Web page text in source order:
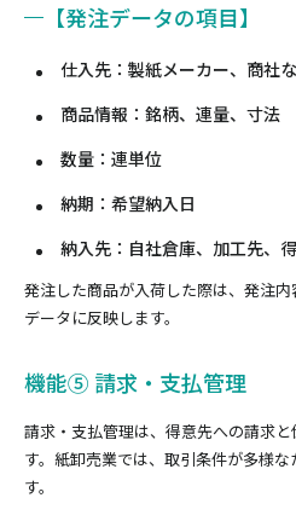
【発注データの項目】
仕入先：製紙メーカー、商社
商品情報：銘柄、連量、寸法
数量：連単位
納期：希望納入日
納入先：自社倉庫、加工先、
発注した商品が入荷した際は、発注
データに反映します。
機能⑤ 請求・支払管理
請求・支払管理は、得意先への請求
す。紙卸売業では、取引条件が多様
す。